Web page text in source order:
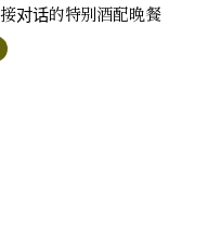
对话的特别酒配晚餐